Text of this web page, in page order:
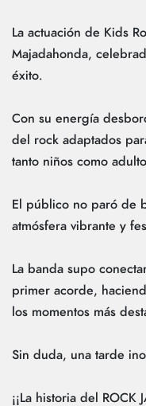
La actuación de Kids
Majadahonda,
éxito.
Con su energía
del rock adaptados
tanto niños como
El público no paró de
atmósfera vibrante y
La banda supo
primer acorde,
los momentos más
Sin duda, una tarde
¡¡La historia del ROCK